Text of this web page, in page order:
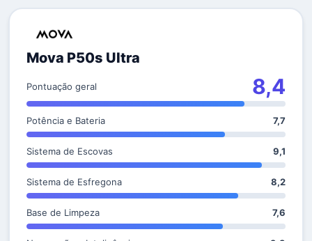
Mova P50s Ultra
Pontuação geral 8,4
Potência e Bateria 7,7
Sistema de Escovas 9,1
Sistema de Esfregona 8,2
Base de Limpeza 7,6